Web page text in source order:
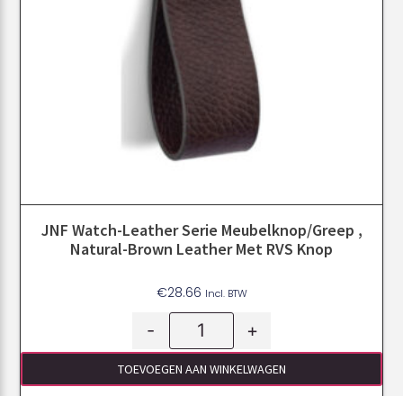
JNF Watch-Leather Serie Meubelknop/greep ,
Natural-Brown Leather Met RVS Knop
€28.66 Incl. BTW
- +
TOEVOEGEN AAN WINKELWAGEN